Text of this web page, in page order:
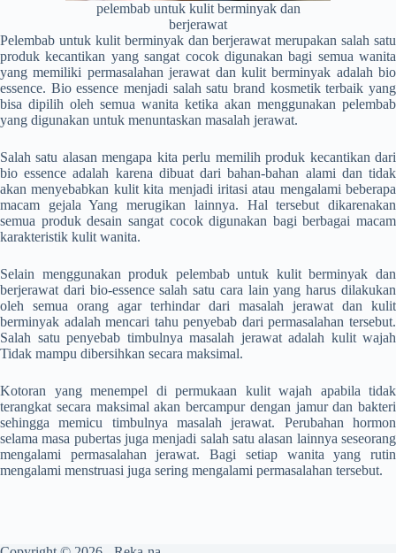
pelembab untuk kulit berminyak dan
berjerawat
Pelembab untuk kulit berminyak dan berjerawat merupakan salah satu
produk kecantikan yang sangat cocok digunakan bagi semua wanita
yang memiliki permasalahan jerawat dan kulit berminyak adalah bio
essence. Bio essence menjadi salah satu brand kosmetik terbaik yang
bisa dipilih oleh semua wanita ketika akan menggunakan pelembab
yang digunakan untuk menuntaskan masalah jerawat.
Salah satu alasan mengapa kita perlu memilih produk kecantikan dari
bio essence adalah karena dibuat dari bahan-bahan alami dan tidak
akan menyebabkan kulit kita menjadi iritasi atau mengalami beberapa
macam gejala Yang merugikan lainnya. Hal tersebut dikarenakan
semua produk desain sangat cocok digunakan bagi berbagai macam
karakteristik kulit wanita.
Selain menggunakan produk pelembab untuk kulit berminyak dan
berjerawat dari bio-essence salah satu cara lain yang harus dilakukan
oleh semua orang agar terhindar dari masalah jerawat dan kulit
berminyak adalah mencari tahu penyebab dari permasalahan tersebut.
Salah satu penyebab timbulnya masalah jerawat adalah kulit wajah
Tidak mampu dibersihkan secara maksimal.
Kotoran yang menempel di permukaan kulit wajah apabila tidak
terangkat secara maksimal akan bercampur dengan jamur dan bakteri
sehingga memicu timbulnya masalah jerawat. Perubahan hormon
selama masa pubertas juga menjadi salah satu alasan lainnya seseorang
mengalami permasalahan jerawat. Bagi setiap wanita yang rutin
mengalami menstruasi juga sering mengalami permasalahan tersebut.